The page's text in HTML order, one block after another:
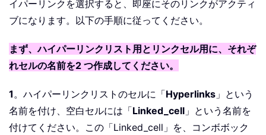
イパーリンクを選択すると、即座にそのリンクがアクティ
ブになります。以下の手順に従ってください。
まず、ハイパーリンクリスト用とリンクセル用に、それぞ
れセルの名前を2 つ作成してください。
1。ハイパーリンクリストのセルに「Hyperlinks 」という
名前を付け、空白セルには「Linked_cell 」という名前を
付けてください。この「Linked_cell」を、コンボボック